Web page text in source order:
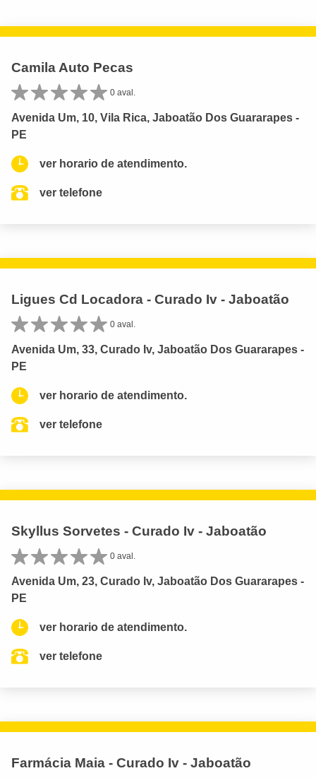
Camila Auto Pecas
0 aval.
Avenida Um, 10, Vila Rica, Jaboatão Dos Guararapes -
PE
ver horario de atendimento.
ver telefone
Ligues Cd Locadora - Curado Iv - Jaboatão
0 aval.
Avenida Um, 33, Curado Iv, Jaboatão Dos Guararapes -
PE
ver horario de atendimento.
ver telefone
Skyllus Sorvetes - Curado Iv - Jaboatão
0 aval.
Avenida Um, 23, Curado Iv, Jaboatão Dos Guararapes -
PE
ver horario de atendimento.
ver telefone
Farmácia Maia - Curado Iv - Jaboatão